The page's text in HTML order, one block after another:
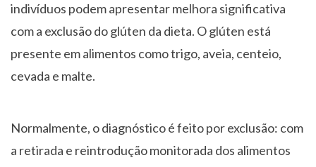
indivíduos podem apresentar melhora significativa
com a exclusão do glúten da dieta. O glúten está
presente em alimentos como trigo, aveia, centeio,
cevada e malte.
Normalmente, o diagnóstico é feito por exclusão: com
a retirada e reintrodução monitorada dos alimentos